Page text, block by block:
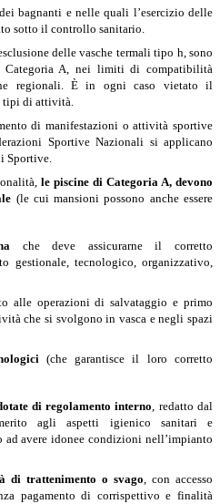
bagnanti e nelle quali l’esercizio delle
sotto il controllo sanitario.
delle vasche termali tipo h, sono
Categoria A, nei limiti di compatibilità
regionali. È in ogni caso vietato il
tipi di attività.
di manifestazioni o attività sportive
Sportive Nazionali si applicano
Sportive.
le piscine di Categoria A, devono
(le cui mansioni possono anche essere
che deve assicurarne il corretto
gestionale, tecnologico, organizzativo,
alle operazioni di salvataggio e primo
che si svolgono in vasca e negli spazi
(che garantisce il loro corretto
di regolamento interno, redatto dal
agli aspetti igienico sanitari e
avere idonee condizioni nell’impianto
di trattenimento o svago, con accesso
pagamento di corrispettivo e finalità